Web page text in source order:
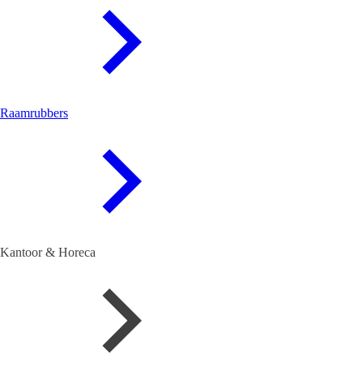
Raamrubbers
Kantoor & Horeca